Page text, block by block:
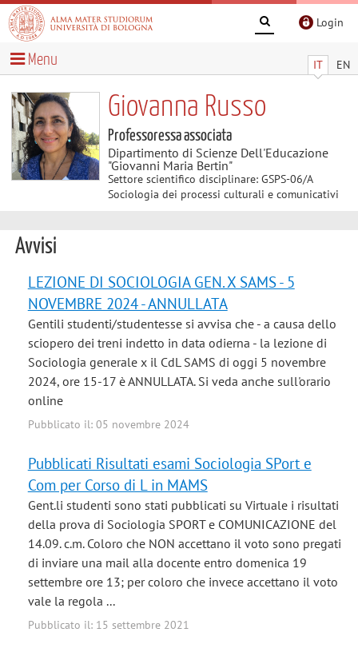
Login
IT EN
Menu
Giovanna Russo
Professoressa associata
Dipartimento di Scienze Dell'Educazione
"Giovanni Maria Bertin"
Settore scientifico disciplinare: GSPS-06/A
Sociologia dei processi culturali e comunicativi
Avvisi
LEZIONE DI SOCIOLOGIA GEN. X SAMS - 5
NOVEMBRE 2024 - ANNULLATA
Gentili studenti/studentesse si avvisa che - a causa dello
sciopero dei treni indetto in data odierna - la lezione di
Sociologia generale x il CdL SAMS di oggi 5 novembre
2024, ore 15-17 è ANNULLATA. Si veda anche sull'orario
online
Pubblicato il: 05 novembre 2024
Pubblicati Risultati esami Sociologia SPort e
Com per Corso di L in MAMS
Gent.li studenti sono stati pubblicati su Virtuale i risultati
della prova di Sociologia SPORT e COMUNICAZIONE del
14.09. c.m. Coloro che NON accettano il voto sono pregati
di inviare una mail alla docente entro domenica 19
settembre ore 13; per coloro che invece accettano il voto
vale la regola ...
Pubblicato il: 15 settembre 2021